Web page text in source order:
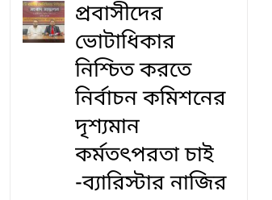
প্রবাসীদের
ভোটাধিকার
নিশ্চিত করতে
নির্বাচন কমিশনের
দৃশ‍্যমান
কর্মতৎপরতা চাই
-ব্যারিস্টার নাজির